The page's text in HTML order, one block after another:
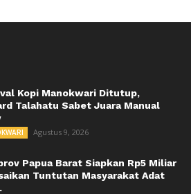
Kopi Manokwari Ditutup,
Talahatu Sabet Juara Manual
Agustus 9, 2026
Papua Barat Siapkan Rp5 Miliar
Tuntutan Masyarakat Adat